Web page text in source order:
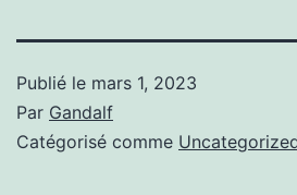
Publié le mars 1, 2023
Par Gandalf
Catégorisé comme